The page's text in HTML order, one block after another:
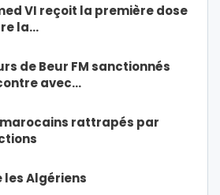
VI reçoit la première dose
la…
de Beur FM sanctionnés
avec…
rattrapés par
les Algériens